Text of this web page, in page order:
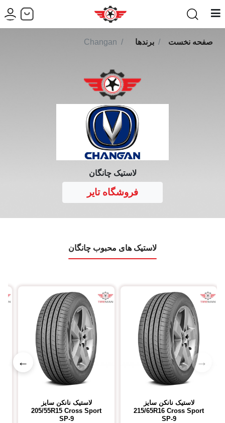
صفحه نخست برندها Changan
لاستیک چانگان
فروشگاه تایر
لاستیک های محبوب چانگان
→
←
لاستیک نانکن سایز
215/65R16 Cross Sport
SP-9
لاستیک نانکن سایز
205/55R15 Cross Sport
SP-9